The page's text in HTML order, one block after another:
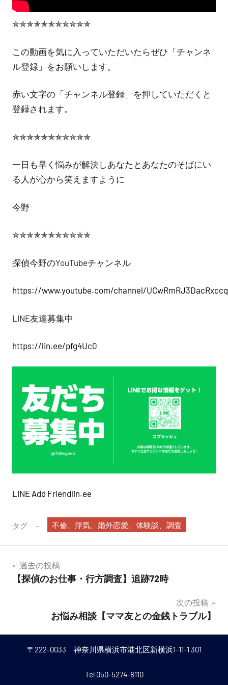
✯✯✯✯✯✯✯✯✯✯✯
この動画を気に入っていただいたらぜひ「チャンネ
ル登録」をお願いします。
赤い文字の「チャンネル登録」を押していただくと
登録されます。
✯✯✯✯✯✯✯✯✯✯✯
一日も早く悩みが解決しあなたとあなたのそばにい
る人が心から笑えますように
今野
✯✯✯✯✯✯✯✯✯✯✯
探偵今野のYouTubeチャンネル
https://www.youtube.com/channel/
LINE友達募集中
https://lin.ee/pfg4Uc0
LINE Add Friendlin.ee
タグ 不倫、浮気、婚外恋愛、体験談、調査
投
稿
過去の投稿
【探偵のお仕事・行方調査】追跡72時
次の投稿
お悩み相談【ママ友との金銭トラブル】
〒222-0033 神奈川県横浜市港北区新横浜1-11-1 301
Tel 050-5274-8110